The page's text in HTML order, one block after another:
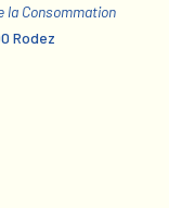
la Consommation
Rodez